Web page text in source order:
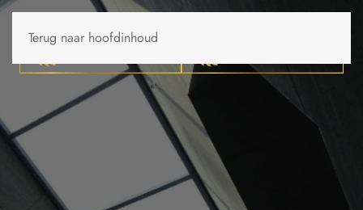
Terug naar hoofdinhoud